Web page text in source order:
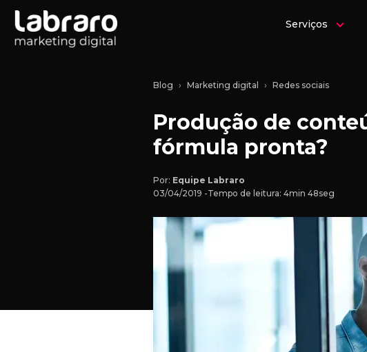
Serviços
Blog Marketing digital Redes sociais
Produção de
fórmula pronta?
Por: Equipe Labraro
03/04/2019 -Tempo de leitura: 4min 48seg